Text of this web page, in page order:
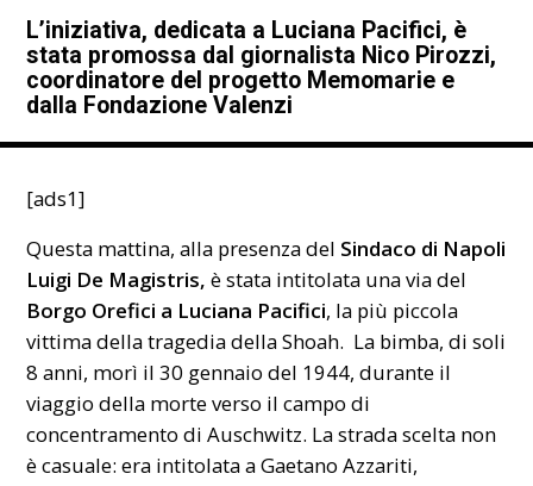
L’iniziativa, dedicata a Luciana Pacifici, è
stata promossa dal giornalista Nico Pirozzi,
coordinatore del progetto Memomarie e
dalla Fondazione Valenzi
[ads1]
Questa mattina, alla presenza del Sindaco di Napoli
Luigi De Magistris,è stata intitolata una via del
Borgo Orefici a Luciana Pacifici, la più piccola
vittima della tragedia della Shoah. La bimba, di soli
8 anni, morì il 30 gennaio del 1944, durante il
viaggio della morte verso il campo di
concentramento di Auschwitz. La strada scelta non
è casuale: era intitolata a Gaetano Azzariti,